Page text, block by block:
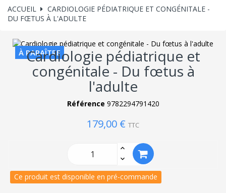
ACCUEIL
CARDIOLOGIE PÉDIATRIQUE ET CONGÉNITALE -
DU FŒTUS À L'ADULTE
À PARAÎTRE
Cardiologie pédiatrique et
congénitale - Du fœtus à
l'adulte
Référence 9782294791420
179,00 € TTC
Ce produit est disponible en pré-commande